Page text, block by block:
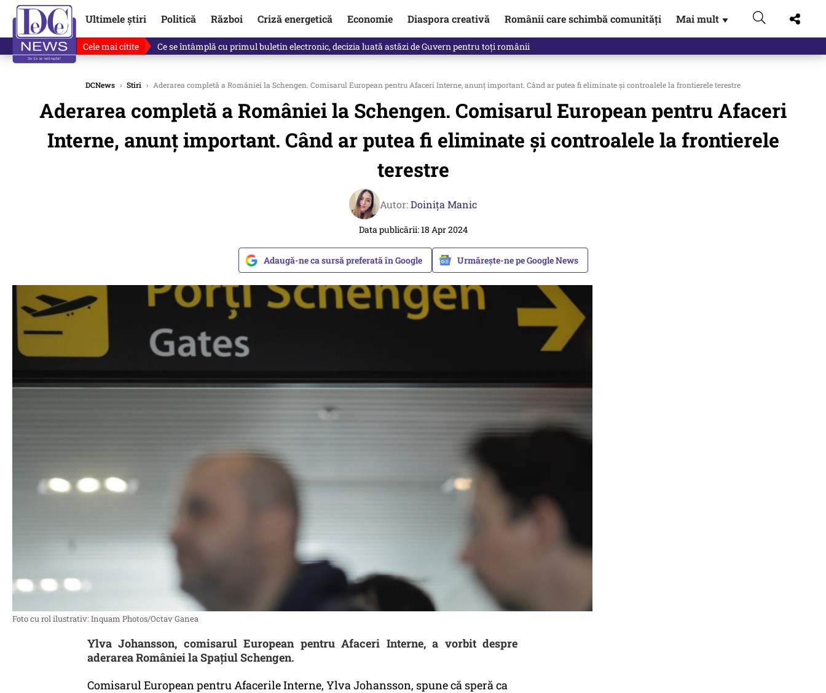
Ultimele știri Politică Război Criză energetică Economie Diaspora creativă Românii care schimbă comunități Mai mult ▼
Cele mai citite Ce se întâmplă cu primul buletin electronic, decizia luată astăzi de Guvern pentru toți românii
DCNews › Stiri › Aderarea completă a României la Schengen. Comisarul European pentru Afaceri Interne, anunț important. Când ar putea fi eliminate și controalele la frontierele terestre
Aderarea completă a României la Schengen. Comisarul European pentru Afaceri
Interne, anunț important. Când ar putea fi eliminate și controalele la frontierele
terestre
Autor:Doinița Manic
Data publicării: 18 Apr 2024
Adaugă-ne ca sursă preferată în Google Urmărește-ne pe Google News
Foto cu rol ilustrativ: Inquam Photos/Octav Ganea
Ylva Johansson, comisarul European pentru Afaceri Interne, a vorbit despre
aderarea României la Spațiul Schengen.
Comisarul European pentru Afacerile Interne, Ylva Johansson, spune că speră ca